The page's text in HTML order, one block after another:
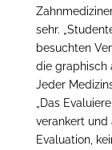
sehr.
besuchten
die graphisch
Jeder
„Das
verankert und
Evaluation,